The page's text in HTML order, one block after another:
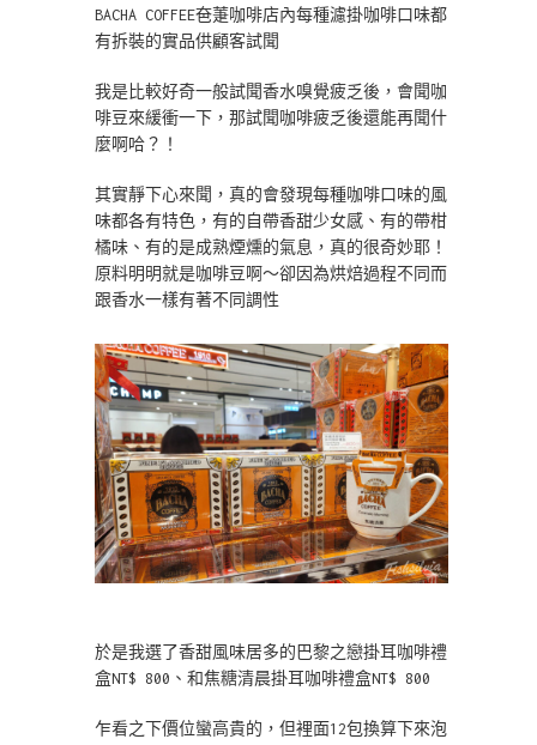
BACHA COFFEE夿萐咖啡店內每種濾掛咖啡口味都
有拆裝的實品供顧客試聞
我是比較好奇一般試聞香水嗅覺疲乏後，會聞咖
啡豆來緩衝一下，那試聞咖啡疲乏後還能再聞什
麼啊哈？！
其實靜下心來聞，真的會發現每種咖啡口味的風
味都各有特色，有的自帶香甜少女感、有的帶柑
橘味、有的是成熟煙燻的氣息，真的很奇妙耶！
原料明明就是咖啡豆啊～卻因為烘焙過程不同而
跟香水一樣有著不同調性
於是我選了香甜風味居多的巴黎之戀掛耳咖啡禮
盒NT$ 800、和焦糖清晨掛耳咖啡禮盒NT$ 800
乍看之下價位蠻高貴的，但裡面12包換算下來泡